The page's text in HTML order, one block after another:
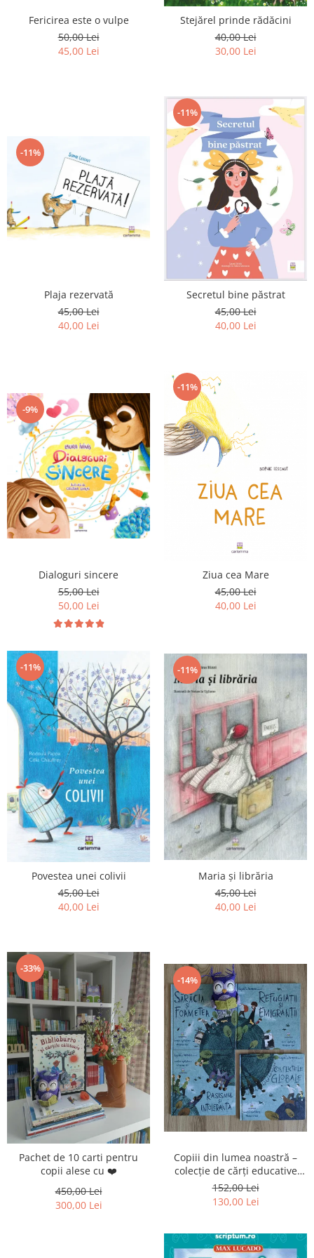
Editura Sophia
Editura Usborne
Fericirea este o vulpe
50,00 Lei
45,00 Lei
Stejărel prinde rădăcini
40,00 Lei
30,00 Lei
-11%
Plaja rezervată
45,00 Lei
40,00 Lei
-11%
Secretul bine păstrat
45,00 Lei
40,00 Lei
-9%
Dialoguri sincere
55,00 Lei
50,00 Lei
-11%
Ziua cea Mare
45,00 Lei
40,00 Lei
-11%
Povestea unei colivii
45,00 Lei
40,00 Lei
-11%
Maria și librăria
45,00 Lei
40,00 Lei
-33%
Pachet de 10 carti pentru
copii alese cu ❤️
450,00 Lei
300,00 Lei
-14%
Copiii din lumea noastră –
colecție de cărți educative
pentru copii
152,00 Lei
130,00 Lei